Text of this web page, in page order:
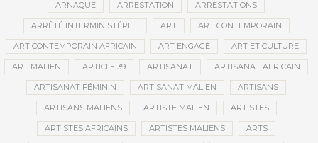
ARNAQUE ARRESTATION ARRESTATIONS
ARRÊTÉ INTERMINISTÉRIEL ART ART CONTEMPORAIN
ART CONTEMPORAIN AFRICAIN ART ENGAGÉ ART ET CULTURE
ART MALIEN ARTICLE 39 ARTISANAT ARTISANAT AFRICAIN
ARTISANAT FÉMININ ARTISANAT MALIEN ARTISANS
ARTISANS MALIENS ARTISTE MALIEN ARTISTES
ARTISTES AFRICAINS ARTISTES MALIENS ARTS